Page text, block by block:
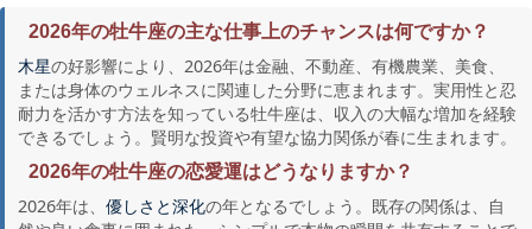
2026年の牡牛座の主な仕事上のチャンスは何ですか？
木星の好影響により、2026年は金融、不動産、有機農業、美食、
または身体のウェルネスに関連した分野に恵まれます。実用性と忍
耐力を活かす方法を知っている牡牛座は、収入の大幅な増加を経験
できるでしょう。賢明な投資や有望な協力関係が春に生まれます。
2026年の牡牛座の恋愛運はどうなりますか？
2026年は、優しさと深化の年となるでしょう。既存の関係は、自